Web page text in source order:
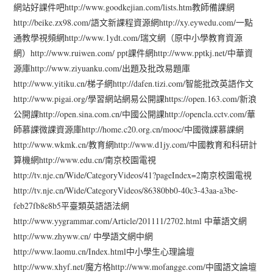
網站好課件吧http://www.goodkejian.com/lists.htm教師備課網
http://beike.zx98.com/語文新課程資源網http://xy.eywedu.com/一點
通教學視頻網http://www.1ydt.com/瑞文網（原中小學教育資源
網）http://www.ruiwen.com/ ppt課件網http://www.pptkj.net/中華資
源庫http://www.ziyuanku.com/出題及批改易題庫
http://www.yitiku.cn/梯子網http://dafen.tizi.com/智能批改英語作文
http://www.pigai.org/學習網站網易公開課https://open.163.com/新浪
公開課http://open.sina.com.cn/中國公開課http://opencla.cctv.com/華
師慕課微課資源庫http://home.c20.org.cn/mooc/中國微課慕課網
http://www.wkmk.cn/教育網http://www.d1jy.com/中國教育和科研計
算機網http://www.edu.cn/南京校園電視
http://tv.nje.cn/Wide/CategoryVideos/41?pageIndex=2南京校園電視
http://tv.nje.cn/Wide/CategoryVideos/86380bb0-40c3-43aa-a3be-
feb27fb8e8b5平臺類英語語法網
http://www.yygrammar.com/Article/201111/2702.html 中華語文網
http://www.zhyww.cn/ 中學語文網中網
http://www.laomu.cn/Index.html中小學生心理論壇
http://www.xhyf.net/魔方格http://www.mofangge.com/中國語文論壇